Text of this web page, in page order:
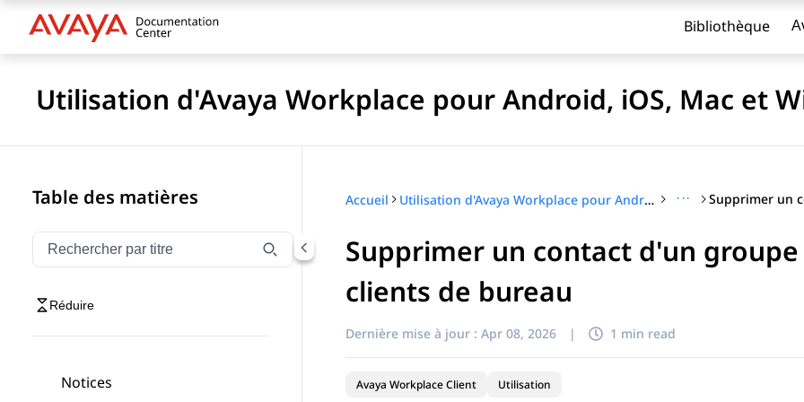
Bibliothèque
Utilisation d'Avaya Workplace pour Android, iOS, Mac et
Table des matières
Filtrer la navigation par titre
Saisissez pour filtrer les éléments de navigation par titre
Réduire
Notices
Accueil Utilisation d'Avaya Workplace pour Android, iOS, Mac et Windows ···
Supprimer un contact d'un
clients de bureau
Dernière mise à jour : Apr 08, 2026 | 1 min read
Avaya Workplace Client Utilisation